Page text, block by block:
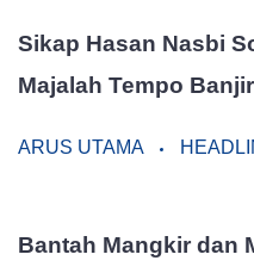
Sikap Hasan Nasbi
Majalah Tempo
ARUS UTAMA
Bantah Mangkir dan